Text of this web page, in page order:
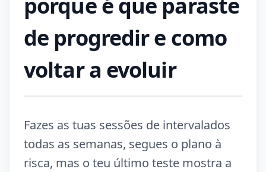
porque é que paraste
de progredir e como
voltar a evoluir
Fazes as tuas sessões de intervalados
todas as semanas, segues o plano à
risca, mas o teu último teste mostra a